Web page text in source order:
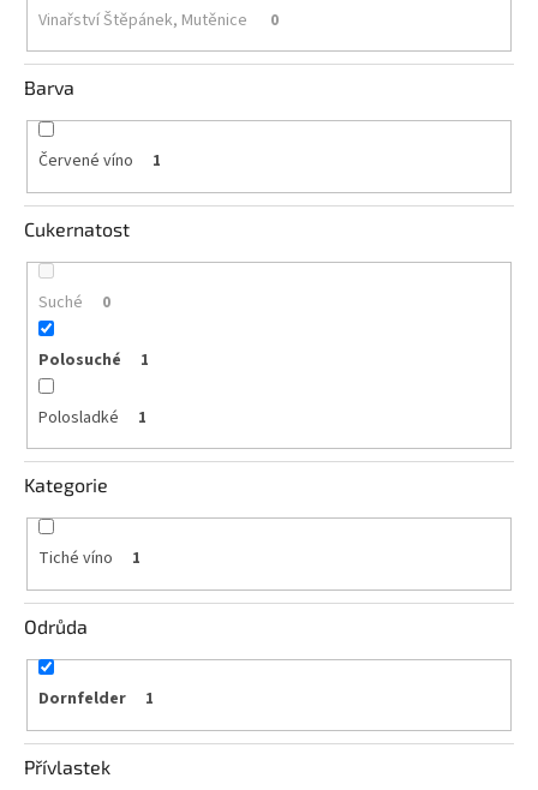
láhve
skladem
Cuvée
vína
Vína
jakosti
Víno
obsahu
cukru
Dárkové
balení
vína
Delikatesy
vínu
Vývrtky
BiB
větší
Vinařství Štěpánek, Mutěnice 0
Barva
Červené víno 1
Cukernatost
Suché 0
Polosuché 1
Polosladké 1
Kategorie
Tiché víno 1
Odrůda
Dornfelder 1
Přívlastek